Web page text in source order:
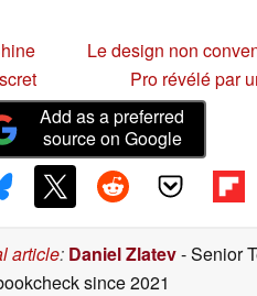
fréquentés11/22/2023
Le design non
Pro révélé par
Add as a preferred
source on Google
article: Daniel Zlatev- Senior
since 2021